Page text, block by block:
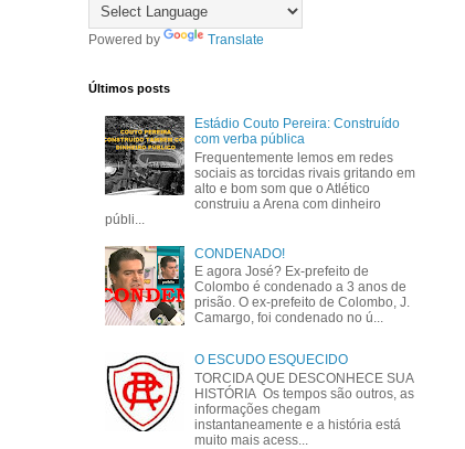
Powered by Translate
Últimos posts
Estádio Couto Pereira: Construído
com verba pública
Frequentemente lemos em redes
sociais as torcidas rivais gritando em
alto e bom som que o Atlético
construiu a Arena com dinheiro
públi...
CONDENADO!
E agora José? Ex-prefeito de
Colombo é condenado a 3 anos de
prisão. O ex-prefeito de Colombo, J.
Camargo, foi condenado no ú...
O ESCUDO ESQUECIDO
TORCIDA QUE DESCONHECE SUA
HISTÓRIA Os tempos são outros, as
informações chegam
instantaneamente e a história está
muito mais acess...